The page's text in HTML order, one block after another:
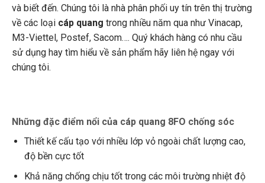
và biết đến. Chúng tôi là nhà phân phối uy tín trên thị trường
về các loại cáp quang trong nhiều năm qua như Vinacap,
M3-Viettel, Postef, Sacom…. Quý khách hàng có nhu cầu
sử dụng hay tìm hiểu về sản phẩm hãy liên hệ ngay với
chúng tôi.
Những đặc điểm nổi của cáp quang 8FO chống sóc
Thiết kế cấu tạo với nhiều lớp vỏ ngoài chất lượng cao,
độ bền cực tốt
Khả năng chống chịu tốt trong các môi trường nhiệt độ